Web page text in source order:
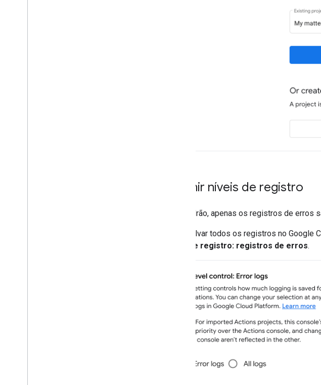
Definir níveis de registro
Por padrão, apenas os registros de erros
Para salvar todos os registros no Google
nível de registro: registros de erros.